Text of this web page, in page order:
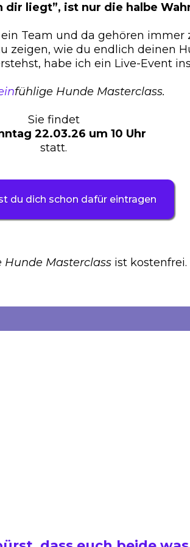
dir liegt”, ist nur die halbe
Team und da gehören immer
zeigen, wie du endlich deinen
habe ich ein Live-Event
fühlige Hunde Masterclass.
Sie findet
22.03.26 um 10 Uhr
statt.
du dich schon dafür eintragen
Hunde Masterclassist kostenfrei.